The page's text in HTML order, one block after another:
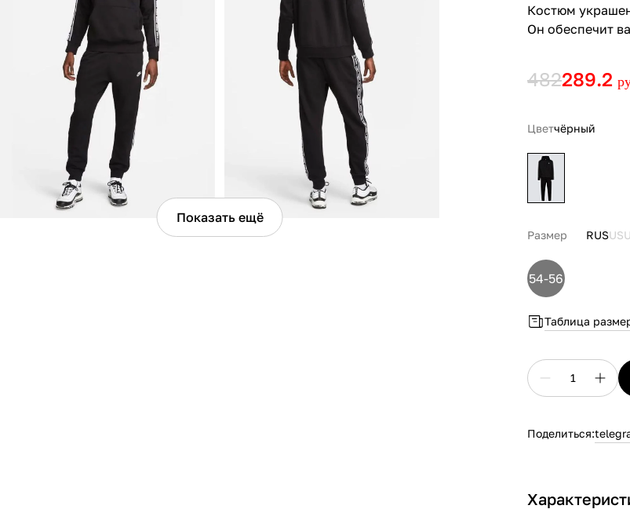
Показать ещё
Костюм
Он обеспечит
482289.2
Цветчёрный
Размер RUSUS
54-56
Таблица
1
Поделиться: